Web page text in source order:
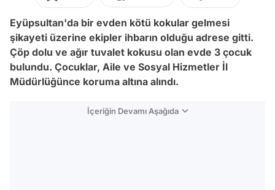
Eyüpsultan'da bir evden kötü kokular gelmesi
şikayeti üzerine ekipler ihbarın olduğu adrese gitti.
Çöp dolu ve ağır tuvalet kokusu olan evde 3 çocuk
bulundu. Çocuklar, Aile ve Sosyal Hizmetler İl
Müdürlüğünce koruma altına alındı.
İçeriğin Devamı Aşağıda